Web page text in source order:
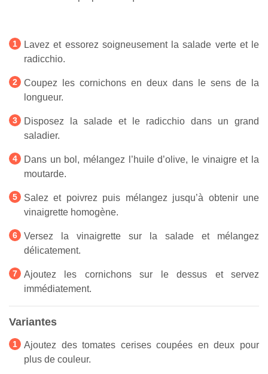
Lavez et essorez soigneusement la salade verte et le
radicchio.
Coupez les cornichons en deux dans le sens de la
longueur.
Disposez la salade et le radicchio dans un grand
saladier.
Dans un bol, mélangez l’huile d’olive, le vinaigre et la
moutarde.
Salez et poivrez puis mélangez jusqu’à obtenir une
vinaigrette homogène.
Versez la vinaigrette sur la salade et mélangez
délicatement.
Ajoutez les cornichons sur le dessus et servez
immédiatement.
Variantes
Ajoutez des tomates cerises coupées en deux pour
plus de couleur.